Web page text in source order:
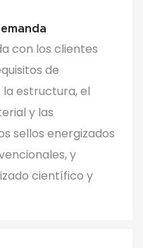
con los clientes
de
la estructura, el
y las
sellos energizados
y
científico y